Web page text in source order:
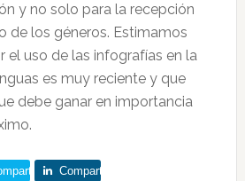
y no solo para la recepción
de los géneros. Estimamos
el uso de las infografías en la
es muy reciente y que
debe ganar en importancia
Comparte